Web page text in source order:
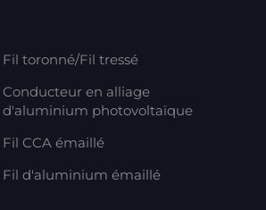
Fil toronné/Fil tressé
Conducteur en alliage
d'aluminium photovoltaïque
Fil CCA émaillé
Fil d'aluminium émaillé